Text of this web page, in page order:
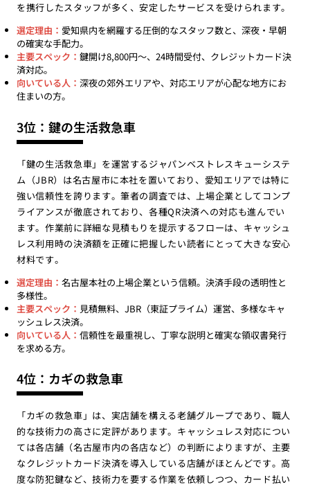
を携行したスタッフが多く、安定したサービスを受けられます。
選定理由： 愛知県内を網羅する圧倒的なスタッフ数と、深夜・早朝
の確実な手配力。
主要スペック： 鍵開け8,800円〜、24時間受付、クレジットカード決
済対応。
向いている人： 深夜の郊外エリアや、対応エリアが心配な地方にお
住まいの方。
3位：鍵の生活救急車
「鍵の生活救急車」を運営するジャパンベストレスキューシステ
ム（JBR）は名古屋市に本社を置いており、愛知エリアでは特に
強い信頼性を誇ります。筆者の調査では、上場企業としてコンプ
ライアンスが徹底されており、各種QR決済への対応も進んでい
ます。作業前に詳細な見積もりを提示するフローは、キャッシュ
レス利用時の決済額を正確に把握したい読者にとって大きな安心
材料です。
選定理由： 名古屋本社の上場企業という信頼。決済手段の透明性と
多様性。
主要スペック： 見積無料、JBR（東証プライム）運営、多様なキャ
ッシュレス決済。
向いている人： 信頼性を最重視し、丁寧な説明と確実な領収書発行
を求める方。
4位：カギの救急車
「カギの救急車」は、実店舗を構える老舗グループであり、職人
的な技術力の高さに定評があります。キャッシュレス対応につい
ては各店舗（名古屋市内の各店など）の判断によりますが、主要
なクレジットカード決済を導入している店舗がほとんどです。高
度な防犯鍵など、技術力を要する作業を依頼しつつ、カード払い